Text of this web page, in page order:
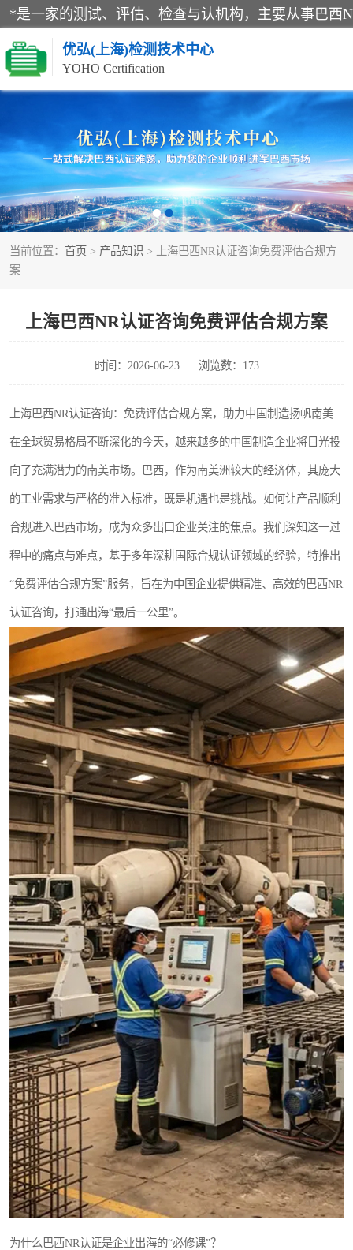
优弘(上海)检测技术中心
YOHO Certification
当前位置： 首页 > 产品知识 > 上海巴西NR认证咨询免费评估合规方
案
上海巴西NR认证咨询免费评估合规方案
时间：2026-06-23 浏览数：173
上海巴西NR认证咨询：免费评估合规方案，助力中国制造扬帆南美
在全球贸易格局不断深化的今天，越来越多的中国制造企业将目光投
向了充满潜力的南美市场。巴西，作为南美洲较大的经济体，其庞大
的工业需求与严格的准入标准，既是机遇也是挑战。如何让产品顺利
合规进入巴西市场，成为众多出口企业关注的焦点。我们深知这一过
程中的痛点与难点，基于多年深耕国际合规认证领域的经验，特推出
“免费评估合规方案”服务，旨在为中国企业提供精准、高效的巴西NR
认证咨询，打通出海“最后一公里”。
为什么巴西NR认证是企业出海的“必修课”？
RECYCLASS认证
NR12认证
ART认证
巴西认证